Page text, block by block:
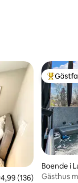
av 5 i
4,99 (136)
Populär
Boende i
Gästhus